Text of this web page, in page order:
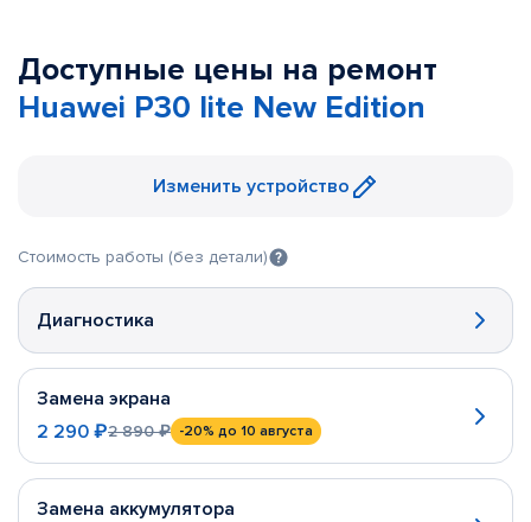
Доступные цены на ремонт
Huawei P30 lite New Edition
Изменить устройство
Стоимость работы (без детали)
Диагностика
Замена экрана
2 290 ₽2 890 ₽ -20% до 10 августа
Замена аккумулятора